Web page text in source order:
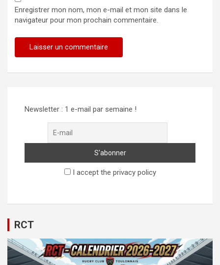
Enregistrer mon nom, mon e-mail et mon site dans le
navigateur pour mon prochain commentaire.
Newsletter : 1 e-mail par semaine !
I accept the privacy policy
RCT